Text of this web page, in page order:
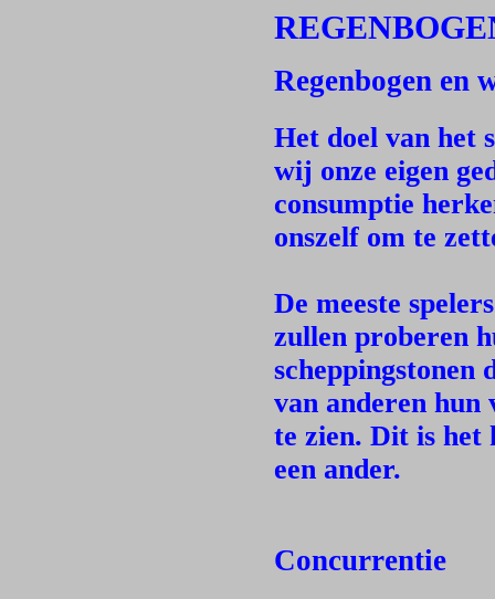
Regenbogen en
Het doel van het
wij onze eigen
consumptie
onszelf om te
De meeste
zullen proberen
scheppingstonen
van anderen
te zien. Dit is het
een ander.
Concurrentie